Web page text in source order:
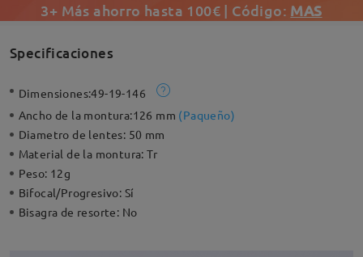
3+ Más ahorro hasta 100€ | Código: MAS
Specificaciones
Dimensiones:49-19-146
Ancho de la montura:126 mm (Paqueño)
Diametro de lentes: 50 mm
Material de la montura:Tr
Peso: 12g
Bifocal/Progresivo: Sí
Bisagra de resorte: No